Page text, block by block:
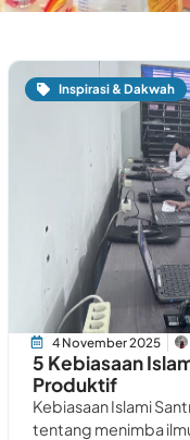
Inspirasi & Dakwah
4 November 2025
5 Kebiasaan
Produktif
Kebiasaan Islami
tentang menimba